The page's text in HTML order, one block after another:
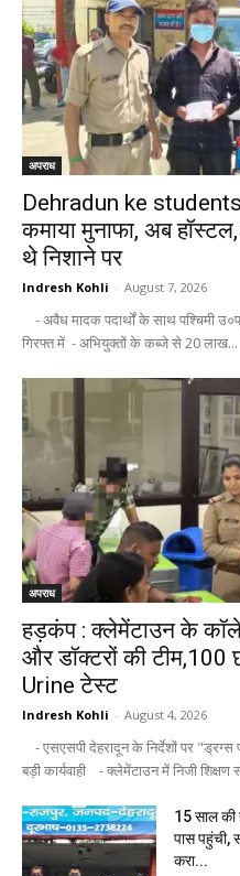
अपराध
Dehradun ke
कमाया मुनाफा, अब
थे निशाने पर
Indresh Kohli - August 7, 2026
- अवैध मादक पदार्थों के साथ पश्चिमी
गिरफ्त में - अभियुक्तों के कब्जे से 20 लाख...
अपराध
हड़कंप : क्लेमेंटाउन के
और डॉक्टरों की टीम,100
Urine टेस्ट
Indresh Kohli - August 4, 2026
- एसएसपी देहरादून के निर्देशों पर
बड़ी कार्यवाही - क्लेमेंटाउन में निजी शिक्षण
15 साल
पास पहुंची,
करा...